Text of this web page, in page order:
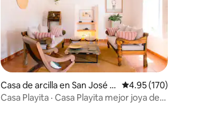
Casa de arcilla en San José d
el Cabo
Calificación promedio:
4.95 (170)
Casa Playita · Casa Playita mejor joya de